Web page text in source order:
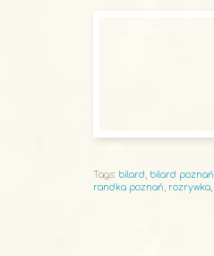
Tags: bilard bilard poznań
randka poznań
rozrywka